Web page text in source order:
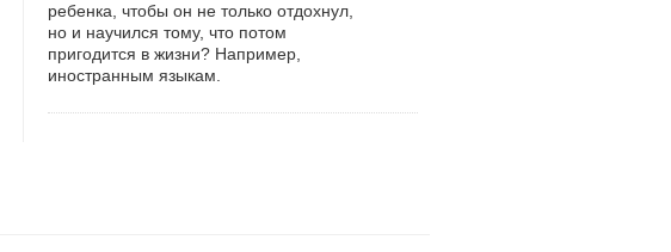
ребенка, чтобы он не только отдохнул,
но и научился тому, что потом
пригодится в жизни? Например,
иностранным языкам.